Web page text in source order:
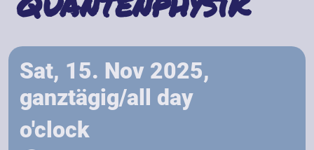
Sat, 15. Nov 2025,
ganztägig/all day
o'clock